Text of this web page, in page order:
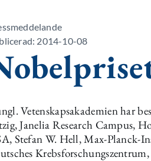
2014-10-08
Vetenskapsakademien har
Janelia Research Campus,
Stefan W. Hell, Max-Planck-